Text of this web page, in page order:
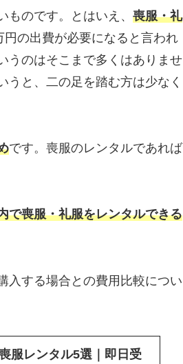
のです。とはいえ、 喪服・礼
の出費が必要になると言われ
うのはそこまで多くはありませ
うと、二の足を踏む方は少なく
です。喪服のレンタルであれば
で喪服・礼服をレンタルできる
入する場合との費用比較につい
服レンタル5選｜即日受